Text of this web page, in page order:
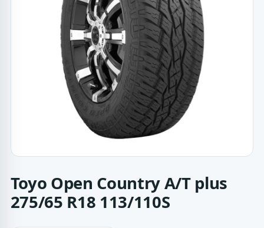
Toyo Open Country A/T plus
275/65 R18 113/110S